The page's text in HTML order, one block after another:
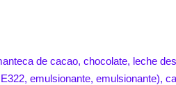
de cacao, chocolate, leche
emulsionante, emulsionante),